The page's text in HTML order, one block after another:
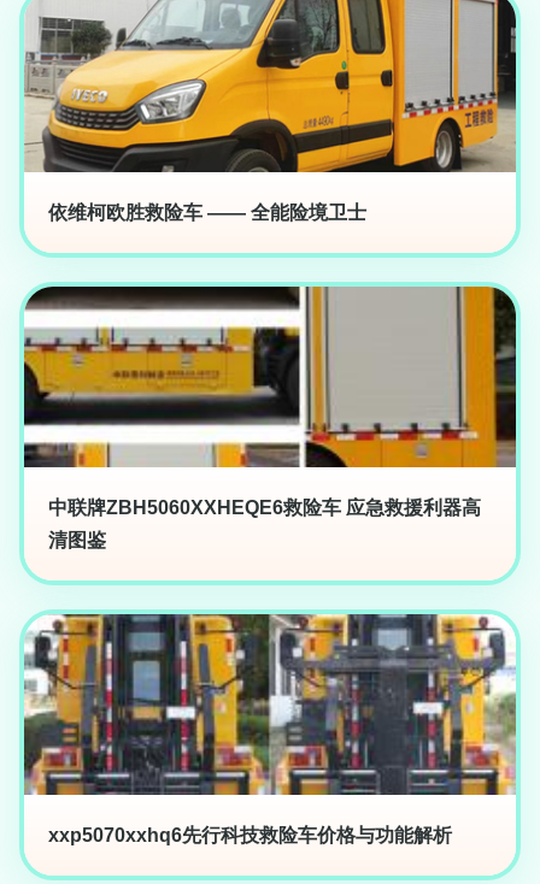
依维柯欧胜救险车 —— 全能险境卫士
中联牌ZBH5060XXHEQE6救险车 应急救援利器高
清图鉴
xxp5070xxhq6先行科技救险车价格与功能解析